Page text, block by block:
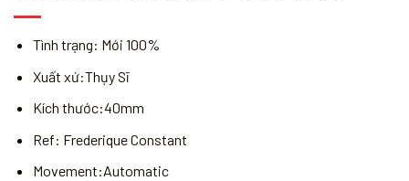
Tình trạng: Mới 100%
Xuất xứ:Thụy Sĩ
Kích thước:40mm
Ref: Frederique Constant
Movement:Automatic